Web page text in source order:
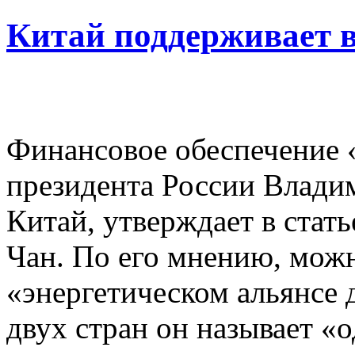
Китай поддерживает
Финансовое обеспечение
президента России
Китай, утверждает в
Чан. По его мнению,
«энергетическом
двух стран он называет